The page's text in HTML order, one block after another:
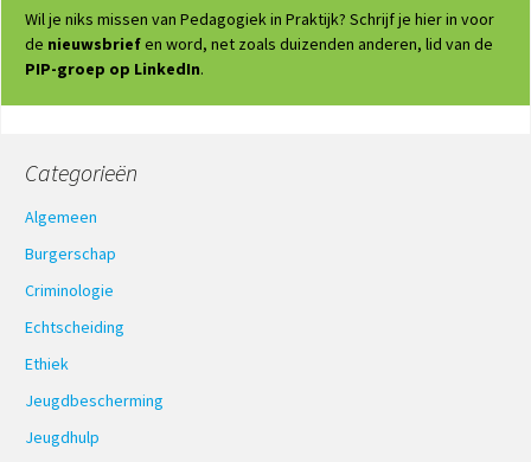
Wil je niks missen van Pedagogiek in Praktijk? Schrijf je hier in voor
de nieuwsbriefen word, net zoals duizenden anderen, lid van de
PIP-groep op LinkedIn.
Categorieën
Algemeen
Burgerschap
Criminologie
Echtscheiding
Ethiek
Jeugdbescherming
Jeugdhulp